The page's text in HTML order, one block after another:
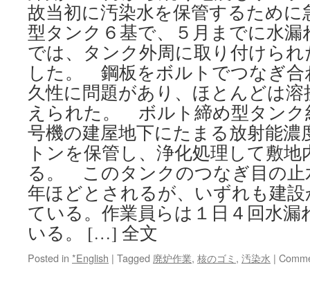
故当初に汚染水を保管するため
型タンク６基で、５月までに水
では、タンク外周に取り付けら
した。 鋼板をボルトでつなぎ合
久性に問題があり、ほとんどは
えられた。 ボルト締め型タンク
号機の建屋地下にたまる放射能濃
トンを保管し、浄化処理して敷
る。 このタンクのつなぎ目の止
年ほどとされるが、いずれも建
ている。作業員らは１日４回水
いる。 […] 全文
Posted in *English | Tagged 廃炉作業, 核のゴミ , 汚染水 |